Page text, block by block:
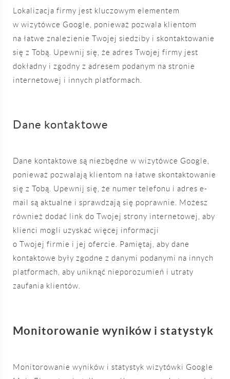
Lokalizacja firmy jest kluczowym elementem
w wizytówce Google, ponieważ pozwala klientom
na łatwe znalezienie Twojej siedziby i skontaktowanie
się z Tobą. Upewnij się, że adres Twojej firmy jest
dokładny i zgodny z adresem podanym na stronie
internetowej i innych platformach.
Dane kontaktowe
Dane kontaktowe są niezbędne w wizytówce Google,
ponieważ pozwalają klientom na łatwe skontaktowanie
się z Tobą. Upewnij się, że numer telefonu i adres e-
mail są aktualne i sprawdzają się poprawnie. Możesz
również dodać link do Twojej strony internetowej, aby
klienci mogli uzyskać więcej informacji
o Twojej firmie i jej ofercie. Pamiętaj, aby dane
kontaktowe były zgodne z danymi podanymi na innych
platformach, aby uniknąć nieporozumień i utraty
zaufania klientów.
Monitorowanie wyników i statystyk
Monitorowanie wyników i statystyk wizytówki Google